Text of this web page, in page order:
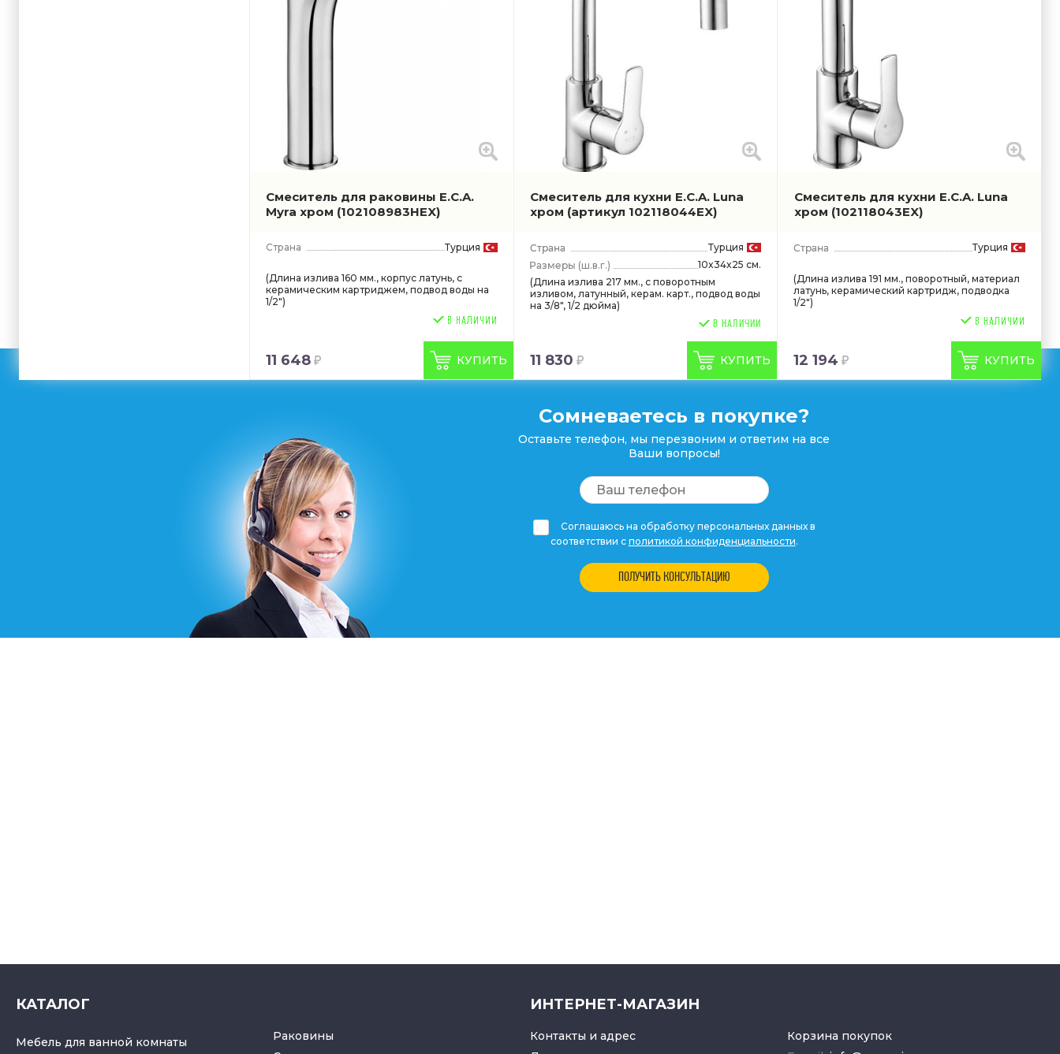
Смеситель для раковины E.C.A.
Myra хром (102108983HEX)
Страна Турция
(Длина излива 160 мм., корпус латунь, с
керамическим картриджем, подвод воды на
1/2")
11 648 КУПИТЬ
Смеситель для кухни E.C.A. Luna
хром (артикул 102118044EX)
Турция
(ш.в.г.)
10x34x25 см.
(Длина излива 217 мм., с поворотным
изливом, латунный, керам. карт., подвод воды
на 3/8", 1/2 дюйма)
В НАЛИЧИИ
11 830 КУПИТЬ
Смеситель для кухни E.C.A. Luna
хром (102118043EX)
Турция
(Длина излива 191 мм., поворотный, материал
латунь, керамический картридж, подводка
1/2")
12 194 КУПИТЬ
Сомневаетесь в покупке?
Оставьте телефон, мы перезвоним и ответим на все
Ваши вопросы!
Соглашаюсь на обработку персональных данных в
соответствии с политикой конфиденциальности.
ПОЛУЧИТЬ КОНСУЛЬТАЦИЮ
КАТАЛОГ
Мебель для ванной комнаты
Раковины
ИНТЕРНЕТ-МАГАЗИН
Контакты и адрес
Корзина покупок